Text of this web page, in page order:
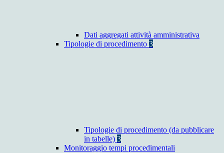
Dati aggregati attività amministrativa
Tipologie di procedimento 3
Tipologie di procedimento (da pubblicare
in tabelle) 3
Monitoraggio tempi procedimentali